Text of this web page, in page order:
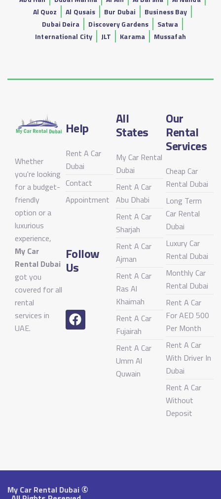
Al Quoz
Al Qusais Bur Dubai
Business Bay
Dubai Deira
Discovery Gardens
Satwa
International City
JLT Karama Mussafah
Whether
you're looking
for a budget-
friendly
option or a
luxurious
experience,
My Car
Rental Dubai
got you
covered for all
rental
services in
UAE.
Help
Rent A Car
Dubai
Contact
Appointment
Follow
Us
All
States
My Car Rental
Dubai
Rent A Car
Abu Dhabi
Rent A Car
Sharjah
Rent A Car
Ajman
Rent A Car
Ras Al
Khaimah
Rent A Car
Fujairah
Rent A Car
Umm Al
Quwain
Our
Rental
Services
Cheap Car
Rental Dubai
Long Term
Car Rental
Dubai
Luxury Car
Rental Dubai
Monthly Car
Rental Dubai
Rent A Car
For AED 500
Per Month
Rent A Car
With Driver In
Dubai
Rent A Car
Without
Deposit
My Car Rental Dubai©